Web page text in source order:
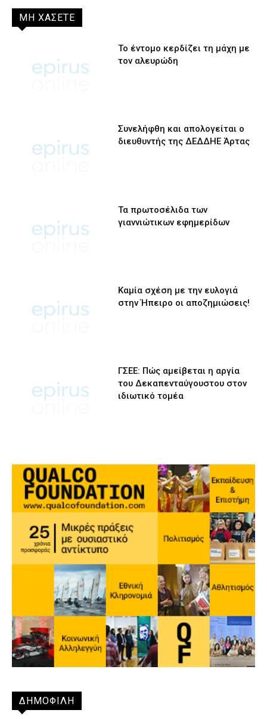
ΜΗ ΧΑΣΕΤΕ
Το έντομο κερδίζει τη μάχη με
τον αλευρώδη
Συνελήφθη και απολογείται ο
διευθυντής της ΔΕΔΔΗΕ Άρτας
Τα πρωτοσέλιδα των
γιαννιώτικων εφημερίδων
Καμία σχέση με την ευλογιά
στην Ήπειρο οι αποζημιώσεις!
ΓΣΕΕ: Πώς αμείβεται η αργία
του Δεκαπενταύγουστου στον
ιδιωτικό τομέα
ΔΗΜΟΦΙΛΗ